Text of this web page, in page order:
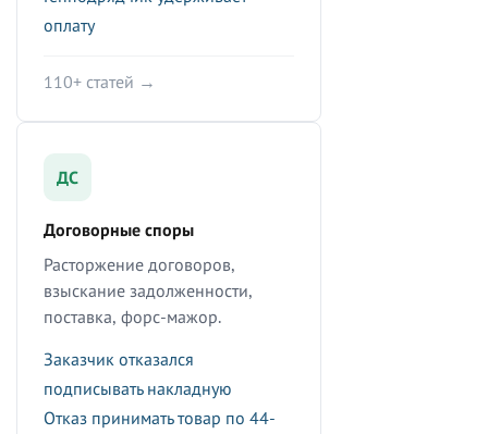
оплату
110+ статей →
ДС
Договорные споры
Расторжение договоров,
взыскание задолженности,
поставка, форс-мажор.
Заказчик отказался
подписывать накладную
Отказ принимать товар по 44-